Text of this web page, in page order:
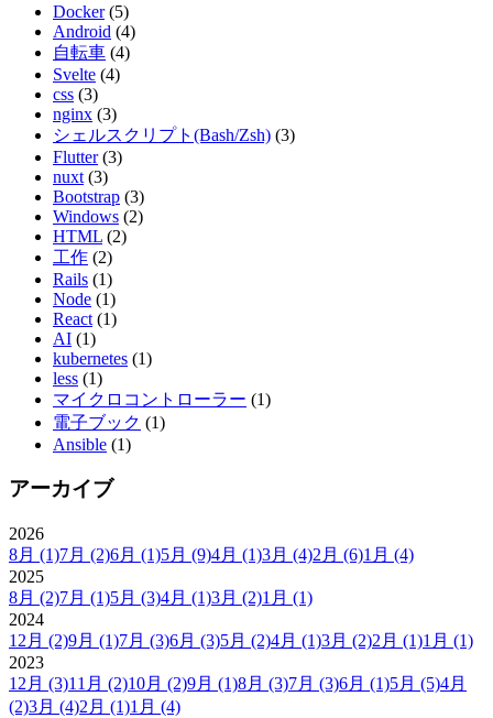
Docker (5)
Android (4)
自転車 (4)
Svelte (4)
css (3)
nginx (3)
シェルスクリプト(Bash/Zsh) (3)
Flutter (3)
nuxt (3)
Bootstrap (3)
Windows (2)
HTML (2)
工作 (2)
Rails (1)
Node (1)
React (1)
AI (1)
kubernetes (1)
less (1)
マイクロコントローラー (1)
電子ブック (1)
Ansible (1)
アーカイブ
2026
8月 (1)7月 (2)6月 (1)5月 (9)4月 (1)3月 (4)2月 (6)1月 (4)
2025
8月 (2)7月 (1)5月 (3)4月 (1)3月 (2)1月 (1)
2024
12月 (2)9月 (1)7月 (3)6月 (3)5月 (2)4月 (1)3月 (2)2月 (1)1月 (1)
2023
12月 (3)11月 (2)10月 (2)9月 (1)8月 (3)7月 (3)6月 (1)5月 (5)4月
(2)3月 (4)2月 (1)1月 (4)